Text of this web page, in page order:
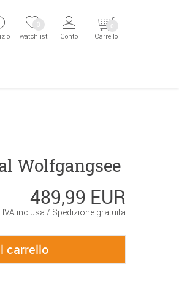
watchlist
0
Conto Carrello
0
Wolfgangsee
489,99 EUR
IVA inclusa / Spedizione gratuita